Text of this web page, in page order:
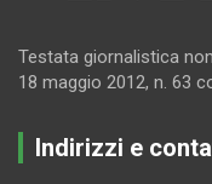
Testata giornalistica
18 maggio 2012, n. 63
Indirizzi e